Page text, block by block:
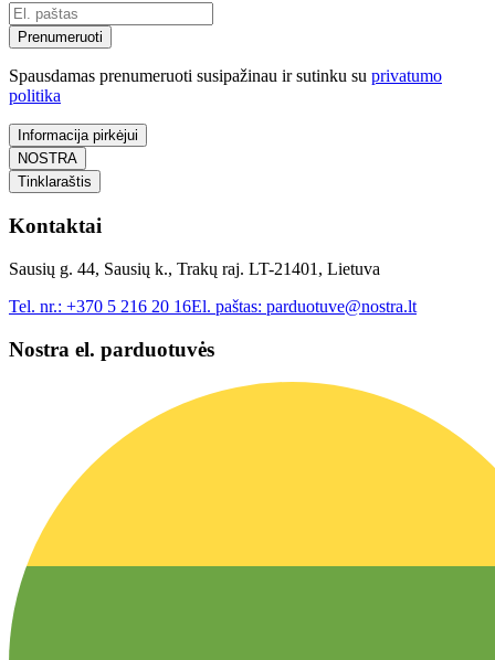
Prenumeruoti
Spausdamas prenumeruoti susipažinau ir sutinku su privatumo
politika
Informacija pirkėjui
NOSTRA
Tinklaraštis
Kontaktai
Sausių g. 44, Sausių k., Trakų raj. LT-21401, Lietuva
Tel. nr.: +370 5 216 20 16El. paštas: parduotuve@nostra.lt
Nostra el. parduotuvės